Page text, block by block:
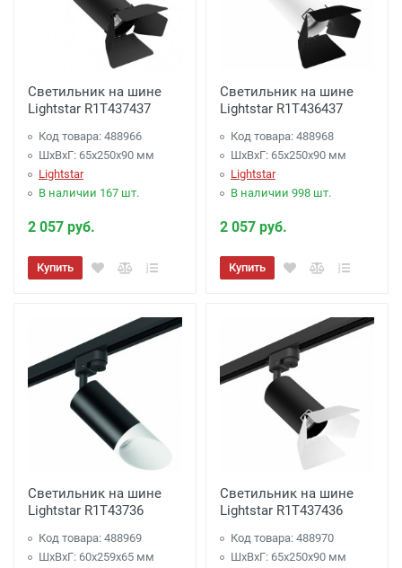
Светильник на шине
Lightstar R1T437437
Код товара: 488966
ШхВхГ: 65x250x90 мм
Lightstar
В наличии 167 шт.
2 057 руб.
Купить
Светильник на шине
Lightstar R1T436437
Код товара: 488968
ШхВхГ: 65x250x90 мм
Lightstar
В наличии 998 шт.
2 057 руб.
Купить
Светильник на шине
Lightstar R1T43736
Код товара: 488969
ШхВхГ: 60x259x65 мм
Светильник на шине
Lightstar R1T437436
Код товара: 488970
ШхВхГ: 65x250x90 мм